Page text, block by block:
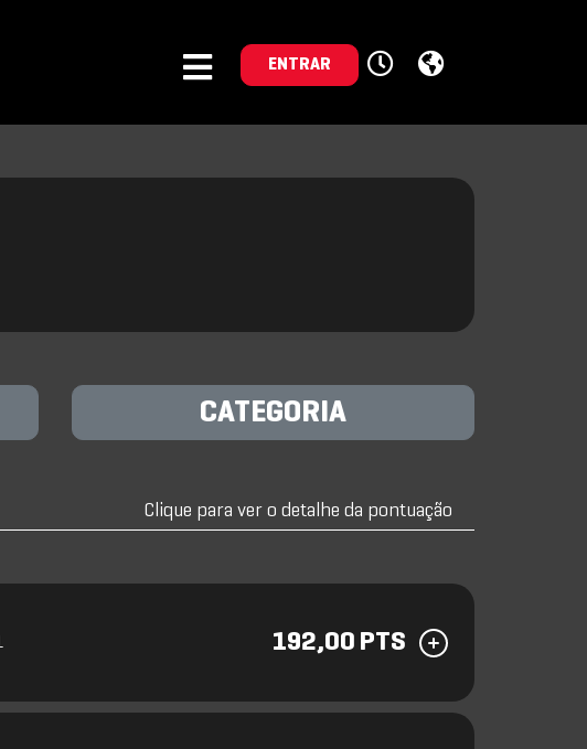
ENTRAR
CATEGORIA
Clique para ver o detalhe da pontuação
192,00 PTS